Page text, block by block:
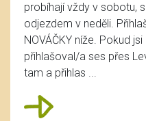
probíhají vždy v sobotu,
odjezdem v neděli.
NOVÁČKY níže. Pokud
přihlašoval/a ses přes
tam a přihlas ...